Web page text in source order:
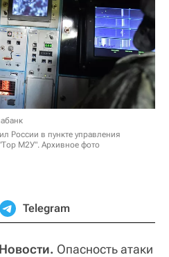
России в пункте управления
М2У". Архивное фото
Telegram
Опасность атаки